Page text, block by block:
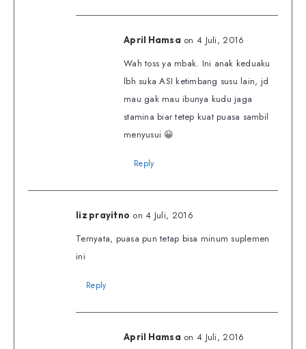
April Hamsa on 4 Juli, 2016
Wah toss ya mbak. Ini anak keduaku
lbh suka ASI ketimbang susu lain, jd
mau gak mau ibunya kudu jaga
stamina biar tetep kuat puasa sambil
menyusui 😀
Reply
liz prayitno on 4 Juli, 2016
Ternyata, puasa pun tetap bisa minum suplemen
ini
Reply
April Hamsa on 4 Juli, 2016